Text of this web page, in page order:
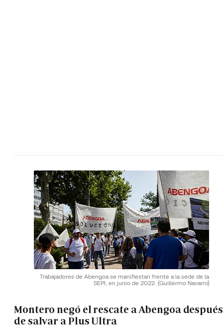
Trabajadores de Abengoa se manifiestan frente a la sede de la
SEPI, en junio de 2022. (Guillermo Navarro)
Montero negó el rescate a Abengoa después
de salvar a Plus Ultra